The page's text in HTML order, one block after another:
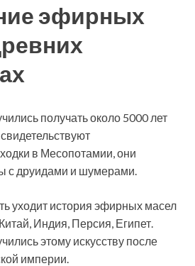
эфирных
получать около 5000 лет
в Месопотамии, они
с друидами и шумерами.
уходит история эфирных масел
Индия, Персия, Египет.
этому искусству после
империи.